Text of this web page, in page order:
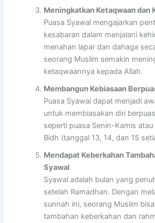
Meningkatkan Ketaqwaan dan
Puasa Syawal mengajarkan
kesabaran dalam menjalani
menahan lapar dan dahaga
seorang Muslim semakin
ketaqwaannya kepada Allah.
Membangun Kebiasaan
Puasa Syawal dapat menjadi
untuk membiasakan diri
seperti puasa Senin-Kamis
Bidh (tanggal 13, 14, dan 15
Mendapat Keberkahan
Syawal
Syawal adalah bulan yang
setelah Ramadhan. Dengan
sunnah ini, seorang Muslim
tambahan keberkahan dan